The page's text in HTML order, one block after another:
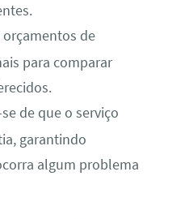
de
para comparar
de que o serviço
garantindo
algum problema